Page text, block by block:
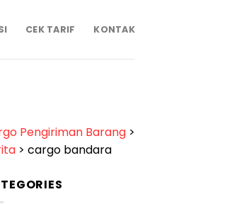
CEK TARIF KONTAK
Pengiriman Barang>
> cargo bandara